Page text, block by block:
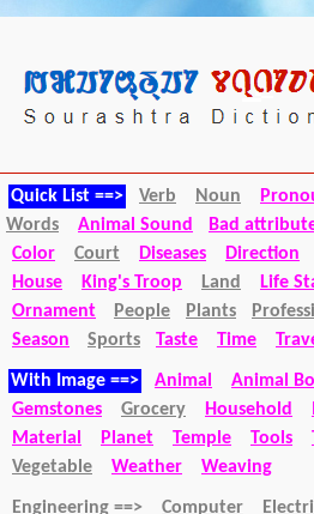
Quick List ==> Verb Noun
Words
Animal Sound Bad
Color
Court Diseases Direction
House
King's Troop Land Life
Ornament
People Plants
Season
Sports Taste Time
With Image ==> Animal Animal
Gemstones
Grocery Household
Material
Planet Temple Tools
Vegetable
Weather Weaving
Engineering ==> Computer